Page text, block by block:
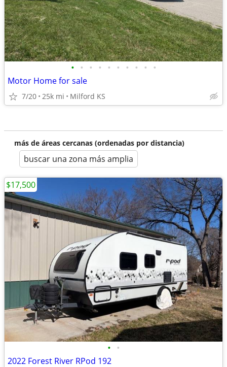
• • • • • • • • • •
Motor Home for sale
7/20 25k mi Milford KS
más de áreas cercanas (ordenadas por distancia)
buscar una zona más amplia
• •
2022 Forest River RPod 192
$17,500